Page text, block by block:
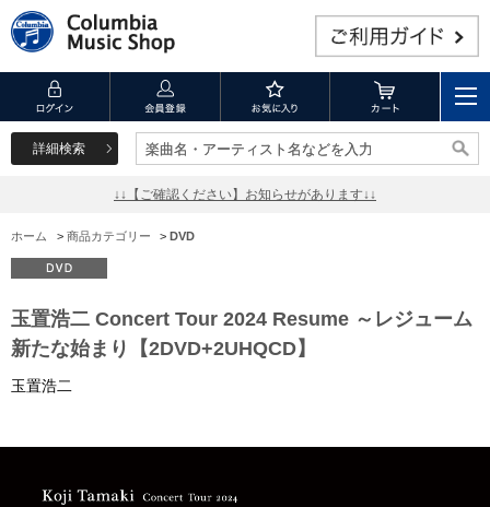
詳細検索 楽曲名・アーティスト名などを入力
楽曲名・アーティスト名などを入力
↓↓【ご確認ください】お知らせがあります↓↓
ホーム > 商品カテゴリー > DVD
玉置浩二 Concert Tour 2024 Resume ～レジューム
新たな始まり【2DVD+2UHQCD】
玉置浩二